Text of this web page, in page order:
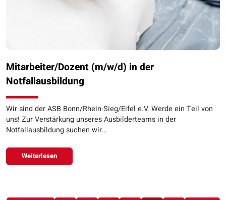
Mitarbeiter/Dozent (m/w/d) in der
Notfallausbildung
Wir sind der ASB Bonn/Rhein-Sieg/Eifel e.V. Werde ein Teil von
uns! Zur Verstärkung unseres Ausbilderteams in der
Notfallausbildung suchen wir…
Weiterlesen